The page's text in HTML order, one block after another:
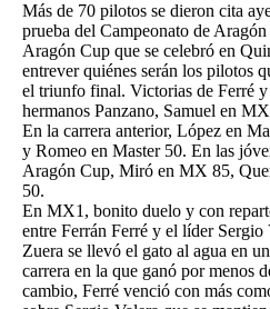
Más de 70 pilotos se dieron cita
prueba del Campeonato de
Aragón Cup que se celebró en
entrever quiénes serán los pilotos
el triunfo final. Victorias de Ferré
hermanos Panzano, Samuel en
En la carrera anterior, López en
y Romeo en Master 50. En las
Aragón Cup, Miró en MX 85,
50.
En MX1, bonito duelo y con
entre Ferrán Ferré y el líder
Zuera se llevó el gato al agua en
carrera en la que ganó por menos
cambio, Ferré venció con más